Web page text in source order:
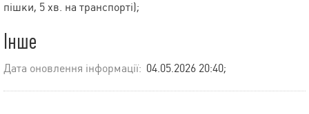
пішки, 5 хв. на транспорті);
Інше
Дата оновлення інформації: 04.05.2026 20:40;